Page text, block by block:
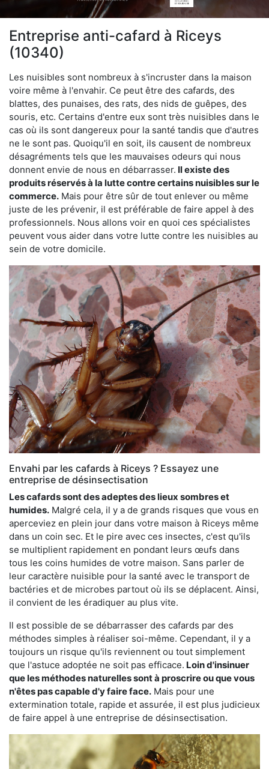
Entreprise anti-cafard à Riceys
(10340)
Les nuisibles sont nombreux à s'incruster dans la maison
voire même à l'envahir. Ce peut être des cafards, des
blattes, des punaises, des rats, des nids de guêpes, des
souris, etc. Certains d'entre eux sont très nuisibles dans le
cas où ils sont dangereux pour la santé tandis que d'autres
ne le sont pas. Quoiqu'il en soit, ils causent de nombreux
désagréments tels que les mauvaises odeurs qui nous
donnent envie de nous en débarrasser. Il existe des
produits réservés à la lutte contre certains nuisibles sur le
commerce. Mais pour être sûr de tout enlever ou même
juste de les prévenir, il est préférable de faire appel à des
professionnels. Nous allons voir en quoi ces spécialistes
peuvent vous aider dans votre lutte contre les nuisibles au
sein de votre domicile.
Envahi par les cafards à Riceys ? Essayez une
entreprise de désinsectisation
Les cafards sont des adeptes des lieux sombres et
humides. Malgré cela, il y a de grands risques que vous en
aperceviez en plein jour dans votre maison à Riceys même
dans un coin sec. Et le pire avec ces insectes, c'est qu'ils
se multiplient rapidement en pondant leurs œufs dans
tous les coins humides de votre maison. Sans parler de
leur caractère nuisible pour la santé avec le transport de
bactéries et de microbes partout où ils se déplacent. Ainsi,
il convient de les éradiquer au plus vite.
Il est possible de se débarrasser des cafards par des
méthodes simples à réaliser soi-même. Cependant, il y a
toujours un risque qu'ils reviennent ou tout simplement
que l'astuce adoptée ne soit pas efficace. Loin d'insinuer
que les méthodes naturelles sont à proscrire ou que vous
n'êtes pas capable d'y faire face. Mais pour une
extermination totale, rapide et assurée, il est plus judicieux
de faire appel à une entreprise de désinsectisation.